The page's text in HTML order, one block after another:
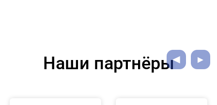
Наши партнёры